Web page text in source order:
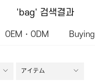
'bag' 검색결과
OEM・ODM Buying
アイテム